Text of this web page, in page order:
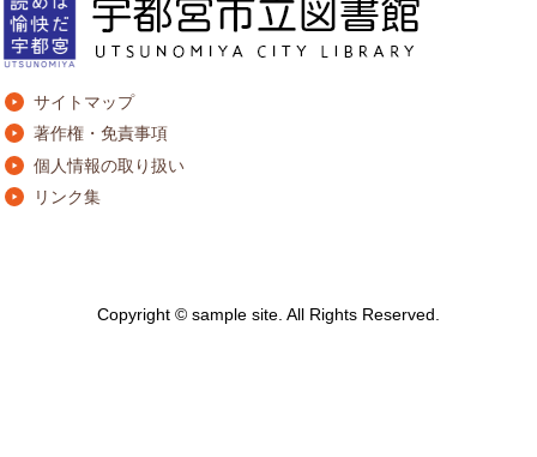
サイトマップ
著作権・免責事項
個人情報の取り扱い
リンク集
Copyright © sample site. All Rights Reserved.